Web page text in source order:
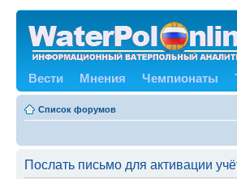
Вести Мнения Чемпионаты
Список форумов
Послать письмо для активации